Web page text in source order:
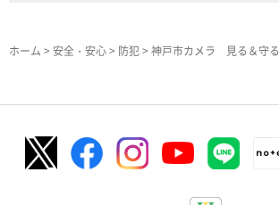
ホーム > 安全・安心> 防犯> 神戸市カメラ 見る＆守る